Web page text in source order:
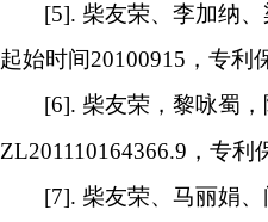
[5]. 柴友荣、李加纳
起始时间20100915 ，专利
[6]. 柴友荣，黎咏蜀
ZL201110164366.9 ，专利
[7]. 柴友荣、马丽娟